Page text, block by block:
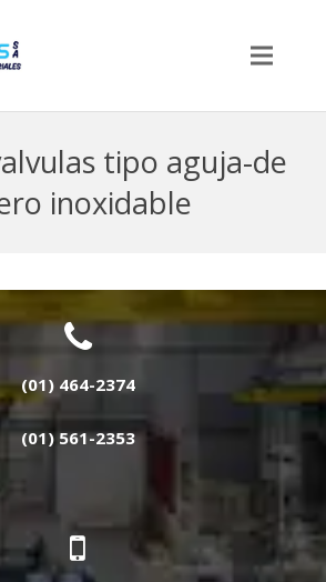
tipo aguja-de
inoxidable
(01) 464-2374
(01) 561-2353